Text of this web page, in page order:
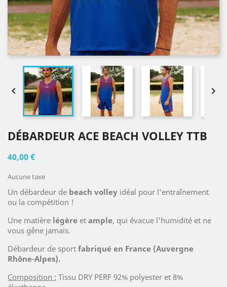
 
DÉBARDEUR ACE BEACH VOLLEY TTB
40,00 €
Aucune taxe
Un débardeur de beach volley idéal pour l'entraînement
ou la compétition !
Une matière légère et ample, qui évacue l'humidité et ne
vous gêne jamais.
Débardeur de sport fabriqué en France (Auvergne
Rhône-Alpes).
Composition : Tissu DRY PERF 92% polyester et 8%